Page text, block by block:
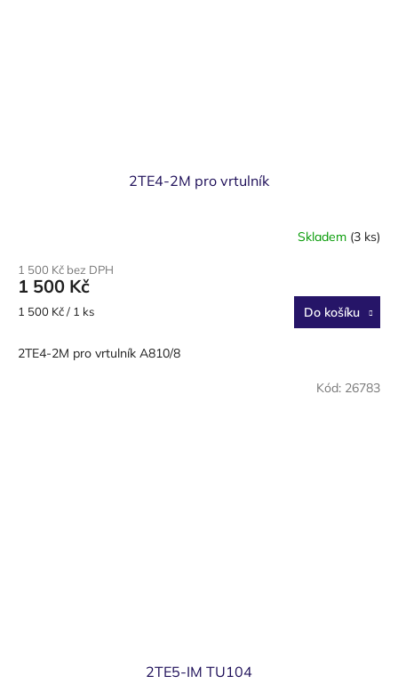
2TE4-2M pro vrtulník
Skladem (3 ks)
1 500 Kč bez DPH
1 500 Kč
Měrná
1 500 Kč / 1 ks Do košíku
2TE4-2M pro vrtulník A810/8
2TE5-IM TU104
Kód: 26783